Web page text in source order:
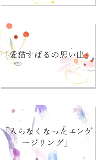
「愛猫すばるの思い出」
「入らなくなったエンゲ
ージリング」